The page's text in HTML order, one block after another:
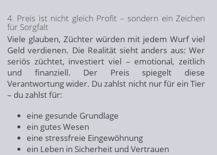
4. Preis ist nicht gleich Profit – sondern ein Zeichen
für Sorgfalt
Viele glauben, Züchter würden mit jedem Wurf viel
Geld verdienen. Die Realität sieht anders aus: Wer
seriös züchtet, investiert viel – emotional, zeitlich
und finanziell. Der Preis spiegelt diese
Verantwortung wider. Du zahlst nicht nur für ein Tier
– du zahlst für:
eine gesunde Grundlage
ein gutes Wesen
eine stressfreie Eingewöhnung
ein Leben in Sicherheit und Vertrauen